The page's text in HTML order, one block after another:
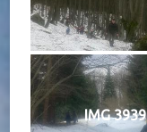
IMG 3939